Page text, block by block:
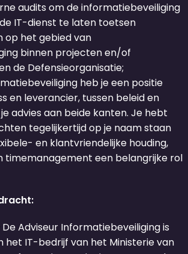
audits om de informatiebeveiliging
IT-dienst te laten toetsen
op het gebied van
binnen projecten en/of
de Defensieorganisatie;
heb je een positie
en leverancier, tussen beleid en
advies aan beide kanten. Je hebt
tegelijkertijd op je naam staan
en klantvriendelijke houding,
timemanagement een belangrijke rol
Adviseur Informatiebeveiliging is
het IT-bedrijf van het Ministerie van